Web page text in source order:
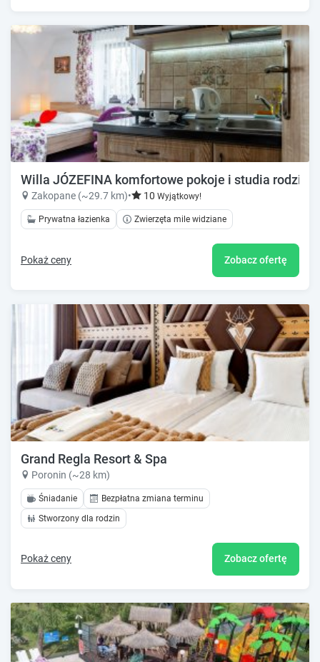
Willa JÓZEFINA komfortowe pokoje i studia
Zakopane (~29.7 km)• 10 Wyjątkowy!
Prywatna łazienka Zwierzęta mile widziane
Pokaż ceny Zobacz ofertę
Grand Regla Resort & Spa
Poronin (~28 km)
Śniadanie
Bezpłatna zmiana terminu
Stworzony dla rodzin
Pokaż ceny Zobacz ofertę